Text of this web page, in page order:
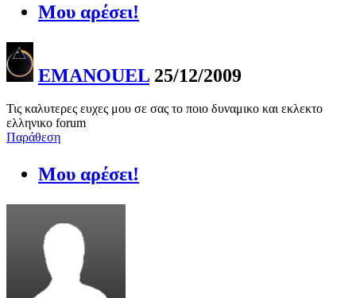
Μου αρέσει!
EMANOUEL 25/12/2009
Τις καλυτερες ευχες μου σε σας το ποιο δυναμικο και εκλεκτο
ελληνικο forum
Παράθεση
Μου αρέσει!